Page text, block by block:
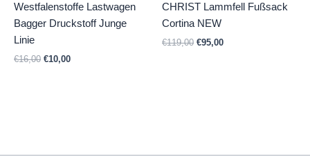
Westfalenstoffe Lastwagen
Bagger Druckstoff Junge
Linie
€16,00 Ursprünglicher
€10,00Aktueller
CHRIST Lammfell Fußsack
Cortina NEW
€119,00 Ursprünglicher
€95,00Aktueller